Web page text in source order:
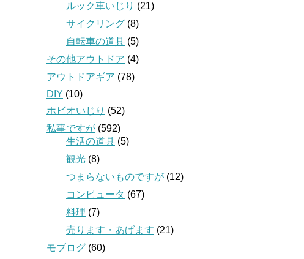
ルック車いじり (21)
サイクリング (8)
自転車の道具 (5)
その他アウトドア (4)
アウトドアギア (78)
DIY (10)
ホビオいじり (52)
私事ですが (592)
生活の道具 (5)
観光 (8)
つまらないものですが (12)
コンピュータ (67)
料理 (7)
売ります・あげます (21)
モブログ (60)